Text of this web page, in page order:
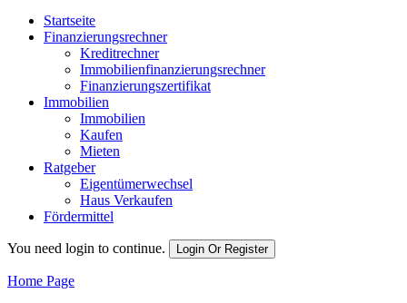
Startseite
Finanzierungsrechner
Kreditrechner
Immobilienfinanzierungsrechner
Finanzierungszertifikat
Immobilien
Immobilien
Kaufen
Mieten
Ratgeber
Eigentümerwechsel
Haus Verkaufen
Fördermittel
You need login to continue. Login Or Register
Home Page